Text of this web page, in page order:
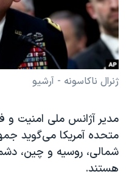
فرهنگ و زندگی
حقوق شهروندی
اقتصادی
علم و فناوری
گالری عکس
آرشیو پخش زنده
مستندها
انتخابات ریاست جمهوری آمریکا
حمله جمهوری اسلامی به
رمز مهسا
اعتراضات زن، زندگی، آزادی
مجموعه مستندهای دادخواهی
تریبونال مردمی آبان ۹۸
دنبال کنید
ژنرال ناکاسونه - آرشیو
مدیر آژانس ملی امنیت و
متحده آمریکا می‌گوید
شمالی، روسیه و چین،
هستند.